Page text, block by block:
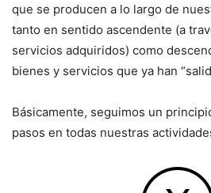
que se producen a lo largo de
tanto en sentido ascendente (a
servicios adquiridos) como
bienes y servicios que ya han
Básicamente, seguimos un
pasos en todas nuestras